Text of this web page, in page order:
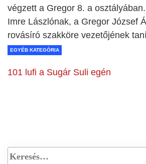
végzett a Gregor 8. a
Imre Lászlónak, a Gregor József
rovásíró szakköre vezetőjének
EGYÉB KATEGÓRIA
101 lufi a Sugár Suli egén